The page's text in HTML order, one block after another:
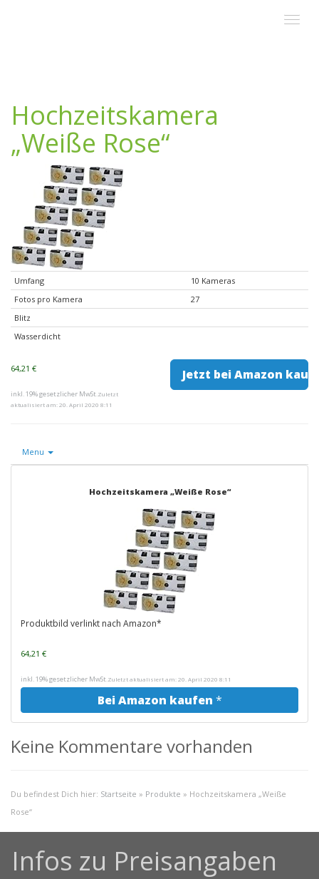
Toggle
Hochzeitskamera
„Weiße Rose“
Umfang
10 Kameras
Fotos pro Kamera
27
Blitz
Wasserdicht
64,21 €
inkl. 19% gesetzlicher MwSt.Zuletzt
aktualisiert am: 20. April 2020 8:11
Jetzt bei Amazon
Menu
Hochzeitskamera „Weiße Rose“
Produktbild verlinkt nach Amazon*
64,21 €
inkl. 19% gesetzlicher MwSt.Zuletzt aktualisiert am: 20. April 2020 8:11
Bei Amazon kaufen *
Keine Kommentare vorhanden
Du befindest Dich hier: Startseite » Produkte » Hochzeitskamera „Weiße
Rose“
Infos zu Preisangaben